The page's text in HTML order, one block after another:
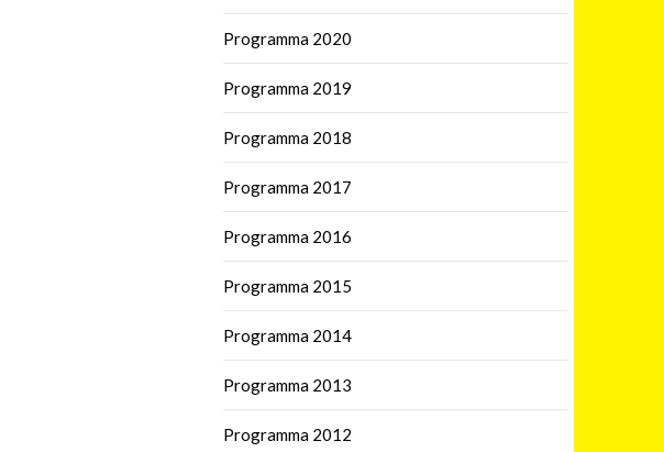
Programma 2020
Programma 2019
Programma 2018
Programma 2017
Programma 2016
Programma 2015
Programma 2014
Programma 2013
Programma 2012